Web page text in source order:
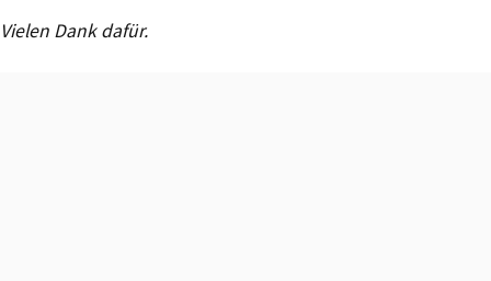
Vielen Dank dafür.